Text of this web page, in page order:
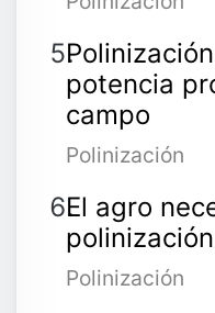
potencia
campo
Polinización
El agro
polinización
Polinización